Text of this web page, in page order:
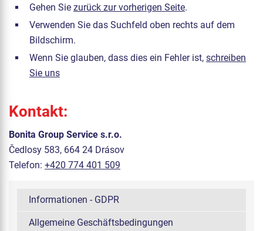
Gehen Sie zurück zur vorherigen Seite.
Verwenden Sie das Suchfeld oben rechts auf dem
Bildschirm.
Wenn Sie glauben, dass dies ein Fehler ist, schreiben
Sie uns
Kontakt:
Bonita Group Service s.r.o.
Čedlosy 583, 664 24 Drásov
Telefon: +420 774 401 509
Informationen - GDPR
Allgemeine Geschäftsbedingungen